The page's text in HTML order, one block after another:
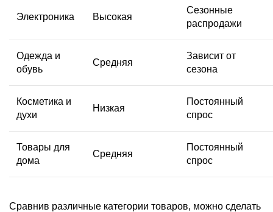
Электроника Высокая
Сезонные
распродажи
Одежда и
обувь
Средняя
Зависит от
сезона
Косметика и
духи
Низкая
Постоянный
спрос
Товары для
дома
Средняя
Постоянный
спрос
Сравнив различные категории товаров, можно сделать